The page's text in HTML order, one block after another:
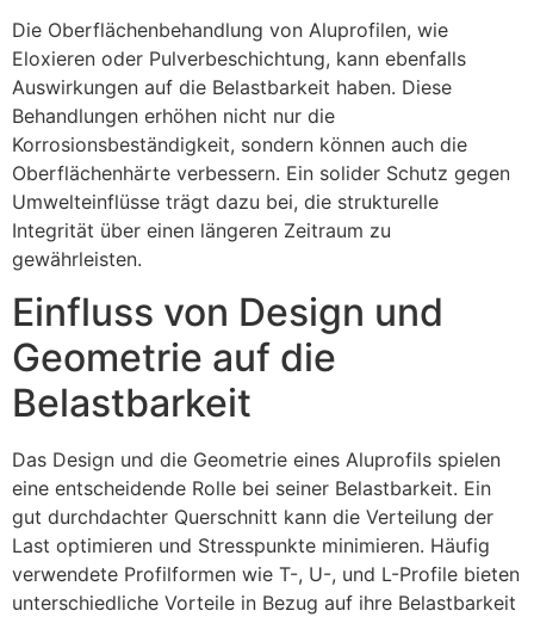
Die Oberflächenbehandlung von Aluprofilen, wie
Eloxieren oder Pulverbeschichtung, kann ebenfalls
Auswirkungen auf die Belastbarkeit haben. Diese
Behandlungen erhöhen nicht nur die
Korrosionsbeständigkeit, sondern können auch die
Oberflächenhärte verbessern. Ein solider Schutz gegen
Umwelteinflüsse trägt dazu bei, die strukturelle
Integrität über einen längeren Zeitraum zu
gewährleisten.
Einfluss von Design und
Geometrie auf die
Belastbarkeit
Das Design und die Geometrie eines Aluprofils spielen
eine entscheidende Rolle bei seiner Belastbarkeit. Ein
gut durchdachter Querschnitt kann die Verteilung der
Last optimieren und Stresspunkte minimieren. Häufig
verwendete Profilformen wie T-, U-, und L-Profile bieten
unterschiedliche Vorteile in Bezug auf ihre Belastbarkeit